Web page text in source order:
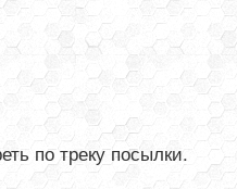
по треку посылки.